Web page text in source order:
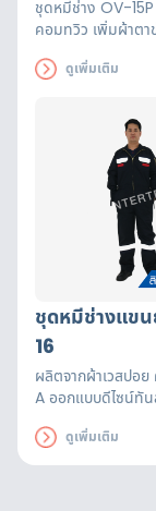
ชุดหมีช่าง OV-
คอมทวิว เพิ่มผ้าตา
ทำให้ลดความร้อนจา
ดูเพิ่มเติม
ชุดหมีช่างแข
16
ผลิตจากผ้าเวสปอ
A ออกแบบดีไซน์ทั
เหมาะสำหรับงานช่า
อย่างสะดวก
ดูเพิ่มเติม